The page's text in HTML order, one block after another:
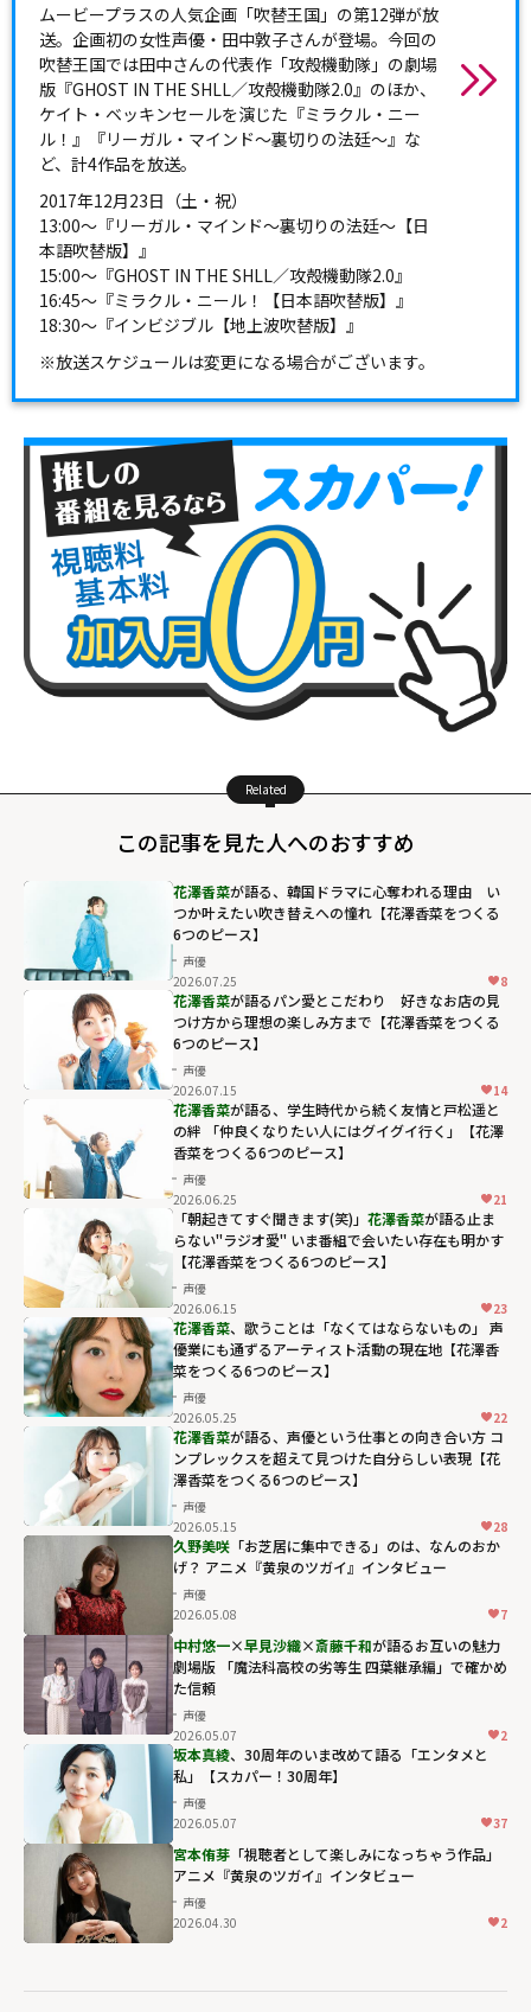
ムービープラスの人気企画「吹替王国」の第12弾が放
送。企画初の女性声優・田中敦子さんが登場。今回の
吹替王国では田中さんの代表作「攻殻機動隊」の劇場
版『GHOST IN THE SHLL／攻殻機動隊2.0』のほか、
ケイト・ベッキンセールを演じた『ミラクル・ニー
ル！』『リーガル・マインド～裏切りの法廷～』な
ど、計4作品を放送。
2017年12月23日（土・祝）
13:00～『リーガル・マインド～裏切りの法廷～【日
本語吹替版】』
15:00～『GHOST IN THE SHLL／攻殻機動隊2.0』
16:45～『ミラクル・ニール！【日本語吹替版】』
18:30～『インビジブル【地上波吹替版】』
※放送スケジュールは変更になる場合がございます。
Related
この記事を見た人へのおすすめ
花澤香菜が語る、韓国ドラマに心奪われる理由 い
つか叶えたい吹き替えへの憧れ【花澤香菜をつくる
6つのピース】
声優
2026.07.25
8
花澤香菜が語るパン愛とこだわり 好きなお店の見
つけ方から理想の楽しみ方まで【花澤香菜をつくる
6つのピース】
声優
2026.07.15
14
花澤香菜が語る、学生時代から続く友情と戸松遥と
の絆 「仲良くなりたい人にはグイグイ行く」【花澤
香菜をつくる6つのピース】
声優
2026.06.25
21
「朝起きてすぐ聞きます(笑)」 花澤香菜が語る止ま
らない"ラジオ愛" いま番組で会いたい存在も明かす
【花澤香菜をつくる6つのピース】
声優
2026.06.15
23
花澤香菜、歌うことは「なくてはならないもの」 声
優業にも通ずるアーティスト活動の現在地【花澤香
菜をつくる6つのピース】
声優
2026.05.25
22
花澤香菜が語る、声優という仕事との向き合い方 コ
ンプレックスを超えて見つけた自分らしい表現【花
澤香菜をつくる6つのピース】
声優
2026.05.15
28
久野美咲 「お芝居に集中できる」のは、なんのおか
げ？ アニメ『黄泉のツガイ』インタビュー
声優
2026.05.08
7
中村悠一×早見沙織×斎藤千和が語るお互いの魅力
劇場版 「魔法科高校の劣等生 四葉継承編」で確かめ
た信頼
声優
2026.05.07
2
坂本真綾、30周年のいま改めて語る「エンタメと
私」【スカパー！30周年】
声優
2026.05.07
37
宮本侑芽 「視聴者として楽しみになっちゃう作品」
アニメ『黄泉のツガイ』インタビュー
声優
2026.04.30
2